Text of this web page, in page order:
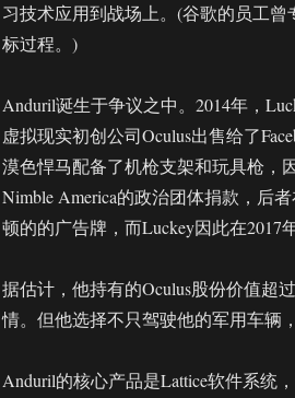
习技术应用到战场上。(谷歌的员工
标过程。)
Anduril诞生于争议之中。2014年，
虚拟现实初创公司Oculus出售给了
漠色悍马配备了机枪支架和玩具枪，
Nimble America的政治团体捐款，后
顿的的广告牌，而Luckey因此在2017
据估计，他持有的Oculus股份价值超
情。但他选择不只驾驶他的军用车辆
Anduril的核心产品是Lattice软件系统